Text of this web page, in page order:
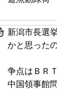
新潟市長選
かと思った
争点はＢＲ
中国領事館